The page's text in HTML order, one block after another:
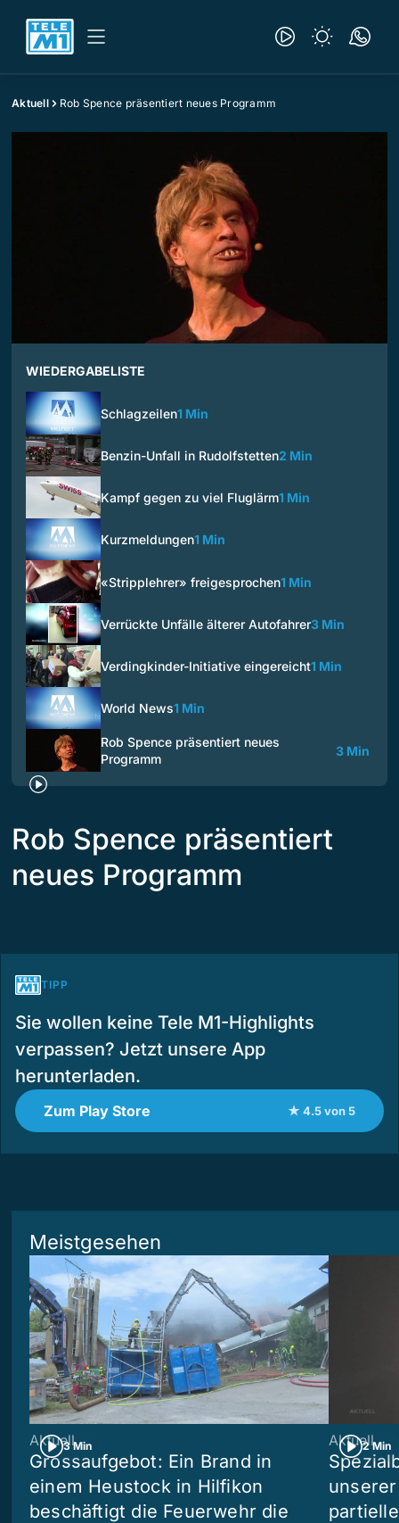
Aktuell Rob Spence präsentiert neues Programm
WIEDERGABELISTE
Schlagzeilen1 Min
Benzin-Unfall in Rudolfstetten2 Min
Kampf gegen zu viel Fluglärm1 Min
Kurzmeldungen1 Min
«Stripplehrer» freigesprochen1 Min
Verrückte Unfälle älterer Autofahrer3 Min
Verdingkinder-Initiative eingereicht1 Min
World News1 Min
Rob Spence präsentiert neues
Programm
3 Min
Rob Spence präsentiert
neues Programm
TIPP
Sie wollen keine Tele M1-Highlights
verpassen? Jetzt unsere App
herunterladen.
Zum Play Store ★ 4.5 von 5
Meistgesehen
3 Min
Aktuell
Grossaufgebot: Ein Brand in
einem Heustock in Hilfikon
beschäftigt die Feuerwehr die
2 Min
Aktuell